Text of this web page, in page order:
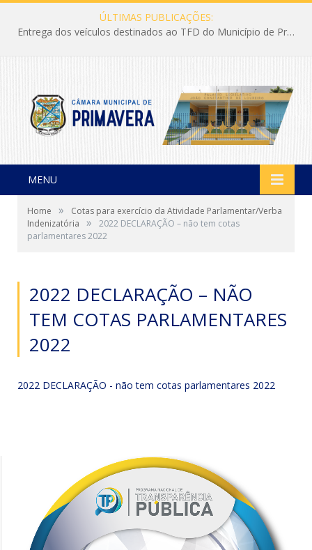
ÚLTIMAS PUBLICAÇÕES:
Entrega dos veículos destinados ao TFD do Município de Primavera
MENU
Home »
Cotas para exercício da Atividade Parlamentar/Verba
Indenizatória
»
2022 DECLARAÇÃO – não tem cotas
parlamentares 2022
2022 DECLARAÇÃO – NÃO
TEM COTAS PARLAMENTARES
2022
2022 DECLARAÇÃO - não tem cotas parlamentares 2022